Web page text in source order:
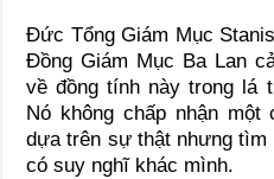
Đức Tổng Giám Mục
Đồng Giám Mục Ba Lan
về đồng tính này trong lá
Nó không chấp nhận một
dựa trên sự thật nhưng
có suy nghĩ khác mình.